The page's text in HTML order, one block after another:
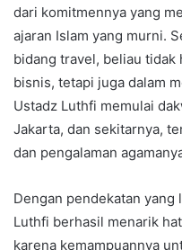
dari komitmennya yang
ajaran Islam yang murni.
bidang travel, beliau tidak
bisnis, tetapi juga dalam
Ustadz Luthfi memulai
Jakarta, dan sekitarnya,
dan pengalaman
Dengan pendekatan
Luthfi berhasil menarik
karena kemampuannya